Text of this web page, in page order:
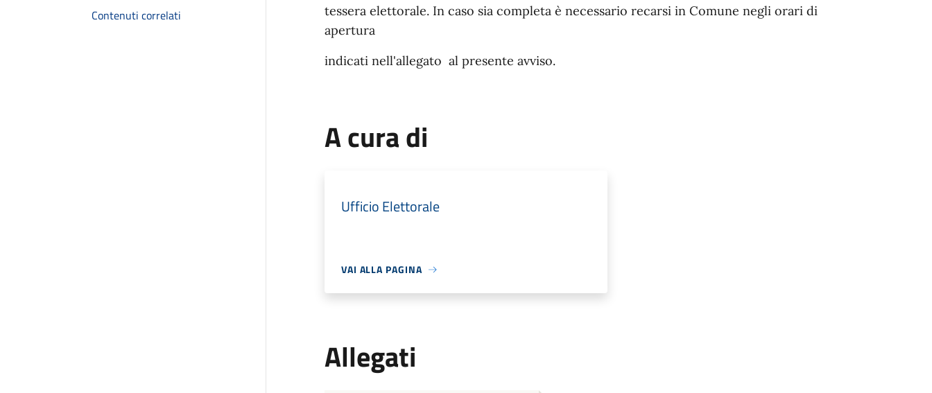
Contenuti correlati
tessera elettorale. In caso sia completa è necessario recarsi in Comune negli orari di
apertura
indicati nell'allegato al presente avviso.
A cura di
Ufficio Elettorale
VAI ALLA PAGINA
Allegati